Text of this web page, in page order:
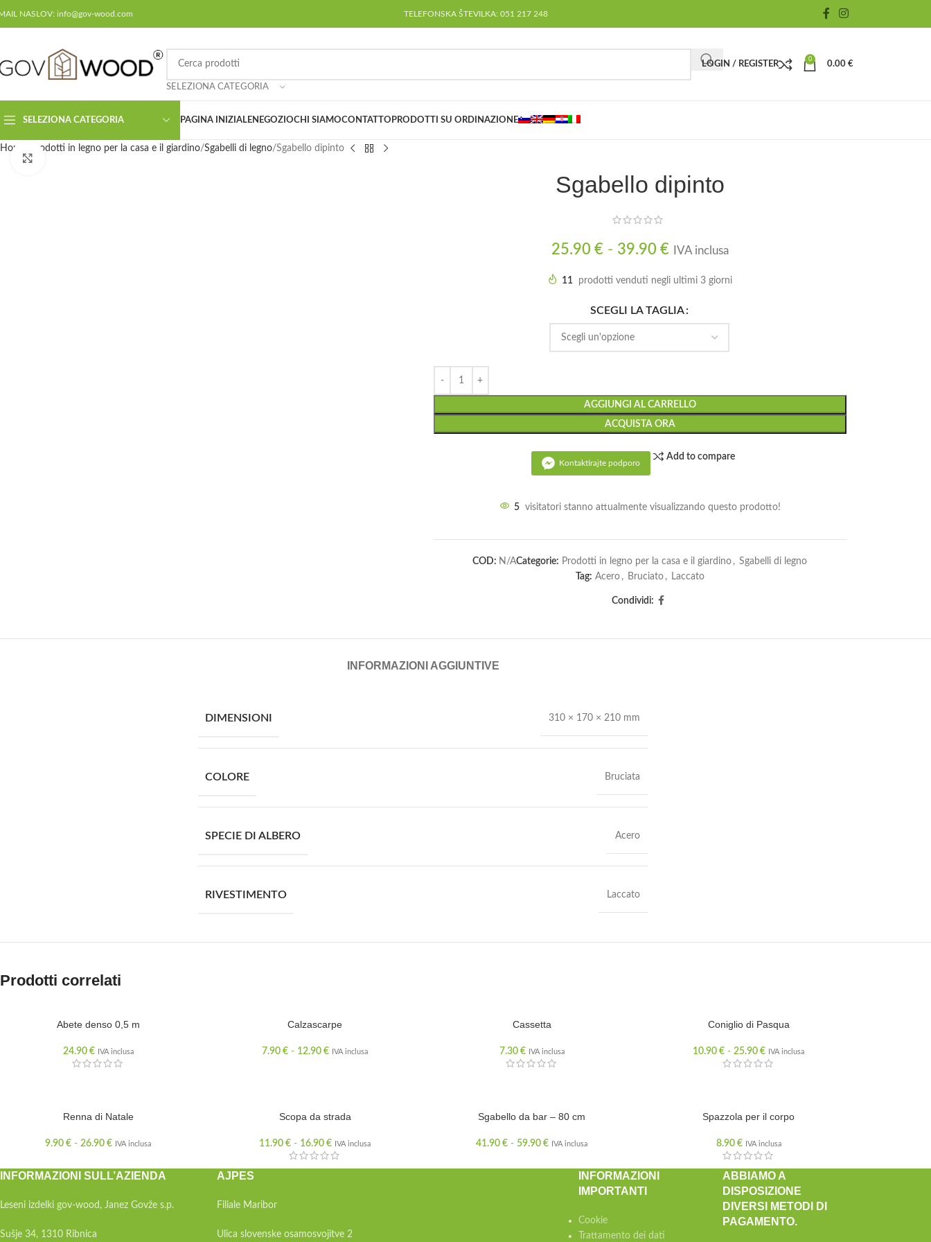
NASLOV: info@gov-wood.com TELEFONSKA ŠTEVILKA: 051 217 248
SELEZIONA CATEGORIA
LOGIN / REGISTER
0
0.00 €
SELEZIONA CATEGORIA PAGINA INIZIALENEGOZIOCHI SIAMOCONTATTO PRODOTTI SU ORDINAZIONE
Home Prodotti in legno per la casa e il giardino Sgabelli di legno Sgabello dipinto
Sgabello dipinto
25.90 € - 39.90 € IVA inclusa
11 prodotti venduti negli ultimi 3 giorni
SCEGLI LA TAGLIA
AGGIUNGI AL CARRELLO
ACQUISTA ORA
Kontaktirajte podporo
Add to compare
5 visitatori stanno attualmente visualizzando questo prodotto!
COD: N/ACategorie: Prodotti in legno per la casa e il giardino , Sgabelli di legno
Tag: Acero , Bruciato , Laccato
Condividi:
INFORMAZIONI AGGIUNTIVE
DIMENSIONI 310 × 170 × 210 mm
COLORE Bruciata
SPECIE DI ALBERO Acero
RIVESTIMENTO Laccato
Prodotti correlati
Abete denso 0,5 m
24.90 € IVA inclusa
Calzascarpe
7.90 € - 12.90 € IVA inclusa
Cassetta
7.30 € IVA inclusa
Coniglio di Pasqua
10.90 € - 25.90 € IVA inclusa
Renna di Natale
9.90 € - 26.90 € IVA inclusa
Scopa da strada
11.90 € - 16.90 € IVA inclusa
Sgabello da bar – 80 cm
41.90 € - 59.90 € IVA inclusa
Spazzola per il corpo
8.90 € IVA inclusa
INFORMAZIONI SULL’AZIENDA
Leseni izdelki gov-wood, Janez Govže s.p.
Sušje 34, 1310 Ribnica
AJPES
Filiale Maribor
Ulica slovenske osamosvojitve 2
INFORMAZIONI
IMPORTANTI
Cookie
Trattamento dei dati
ABBIAMO A
DISPOSIZIONE
DIVERSI METODI DI
PAGAMENTO.